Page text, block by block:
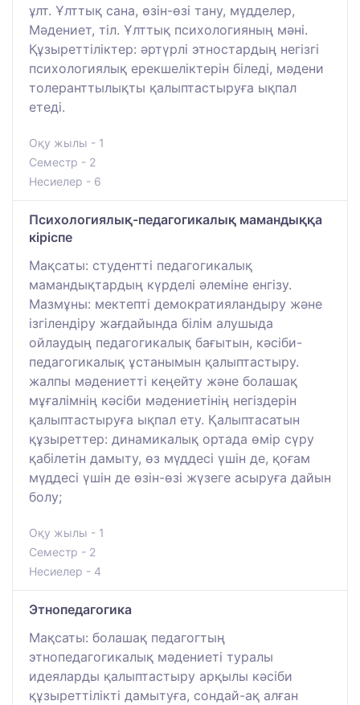
ұлт. Ұлттық сана, өзін-өзі тану, мүдделер,
Мәдениет, тіл. Ұлттық психологияның мәні.
Құзыреттіліктер: әртүрлі этностардың негізгі
психологиялық ерекшеліктерін біледі, мәдени
толеранттылықты қалыптастыруға ықпал
етеді.
Оқу жылы - 1
Семестр - 2
Несиелер - 6
Психологиялық-педагогикалық мамандыққа
кіріспе
Мақсаты: студентті педагогикалық
мамандықтардың күрделі әлеміне енгізу.
Мазмұны: мектепті демократияландыру және
ізгілендіру жағдайында білім алушыда
ойлаудың педагогикалық бағытын, кәсіби-
педагогикалық ұстанымын қалыптастыру.
жалпы мәдениетті кеңейту және болашақ
мұғалімнің кәсіби мәдениетінің негіздерін
қалыптастыруға ықпал ету. Қалыптасатын
құзыреттер: динамикалық ортада өмір сүру
қабілетін дамыту, өз мүддесі үшін де, қоғам
мүддесі үшін де өзін-өзі жүзеге асыруға дайын
болу;
Оқу жылы - 1
Семестр - 2
Несиелер - 4
Этнопедагогика
Мақсаты: болашақ педагогтың
этнопедагогикалық мәдениеті туралы
идеяларды қалыптастыру арқылы кәсіби
құзыреттілікті дамытуға, сондай-ақ алған